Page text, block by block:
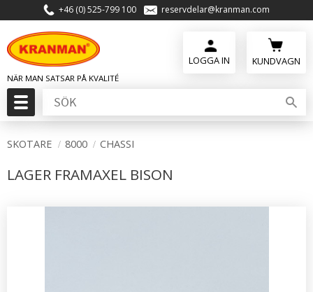
Meny
+46 (0) 525-799 100 reservdelar@kranman.com
KUNDVAGN
SKOTARE 8000 CHASSI
LAGER FRAMAXEL BISON